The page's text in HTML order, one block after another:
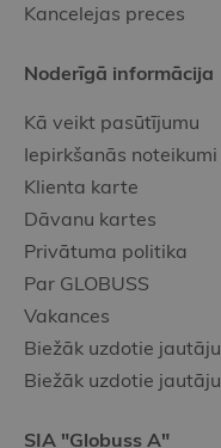
Kancelejas preces
Noderīgā informācija
Kā veikt pasūtījumu
Iepirkšanās noteikumi
Klienta karte
Dāvanu kartes
Privātuma politika
Par GLOBUSS
Vakances
Biežāk uzdotie
Biežāk uzdotie
SIA "Globuss A"